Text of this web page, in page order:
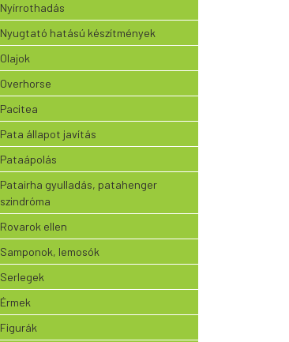
Nyírrothadás
Nyugtató hatású készítmények
Olajok
Overhorse
Pacitea
Pata állapot javítás
Pataápolás
Patairha gyulladás, patahenger
szindróma
Rovarok ellen
Samponok, lemosók
Serlegek
Érmek
Figurák